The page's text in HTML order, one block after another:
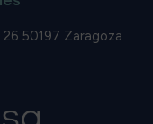
26 50197 Zaragoza